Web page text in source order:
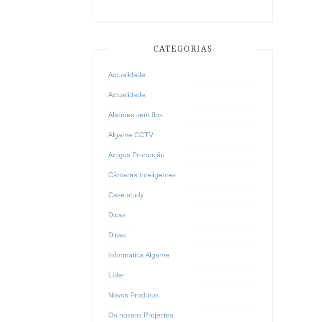
CATEGORIAS
Actualidade
Actualidade
Alarmes sem fios
Algarve CCTV
Artigos Promoção
Câmaras Inteligentes
Case study
Dicas
Dicas
Informatica Algarve
Líder
Novos Produtos
Os nossos Projectos